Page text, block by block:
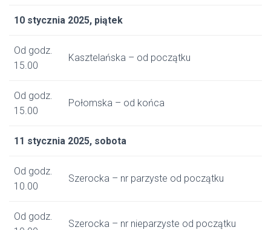
10 stycznia 2025, piątek
Od godz.
15.00
Kasztelańska – od początku
Od godz.
15.00
Połomska – od końca
11 stycznia 2025, sobota
Od godz.
10.00
Szerocka – nr parzyste od początku
Od godz.
Szerocka – nr nieparzyste od początku